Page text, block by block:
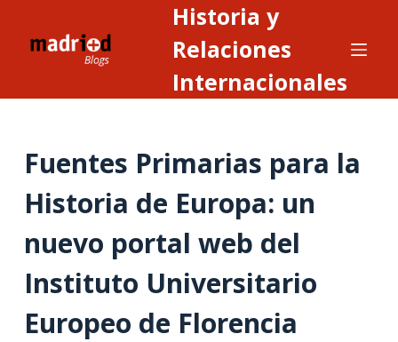
n
Historia y
Relaciones
Internacionales
Fuentes Primarias para la
Historia de Europa: un
nuevo portal web del
Instituto Universitario
Europeo de Florencia